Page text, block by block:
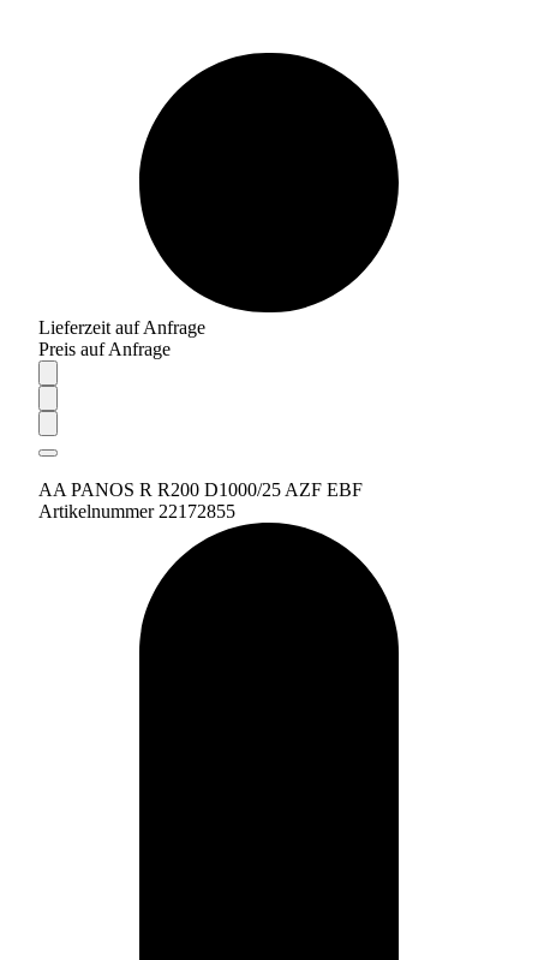
Lieferzeit auf Anfrage
Preis auf Anfrage
AA PANOS R R200 D1000/25 AZF EBF
Artikelnummer 22172855